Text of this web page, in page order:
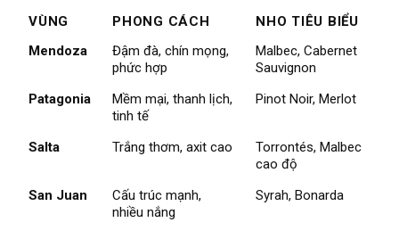
VÙNG PHONG CÁCH
NHO TIÊU BIỂU
Mendoza
Đậm đà, chín mọng,
phức hợp
Malbec, Cabernet
Sauvignon
Patagonia
Mềm mại, thanh lịch,
tinh tế
Pinot Noir, Merlot
Salta Trắng thơm, axit cao
Torrontés, Malbec
cao độ
San Juan
Cấu trúc mạnh,
nhiều nắng
Syrah, Bonarda